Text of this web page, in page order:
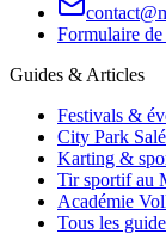
Formulaire
Guides & Articles
Festivals &
City Park
Karting &
Tir sportif au
Académie
Tous les